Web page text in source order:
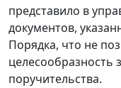
представило в
документов,
Порядка, что не
целесообразность
поручительства.